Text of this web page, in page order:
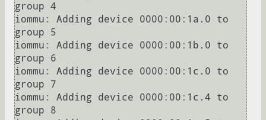
group 4
iommu: Adding device 0000:00:1a.0 to
group 5
iommu: Adding device 0000:00:1b.0 to
group 6
iommu: Adding device 0000:00:1c.0 to
group 7
iommu: Adding device 0000:00:1c.4 to
group 8